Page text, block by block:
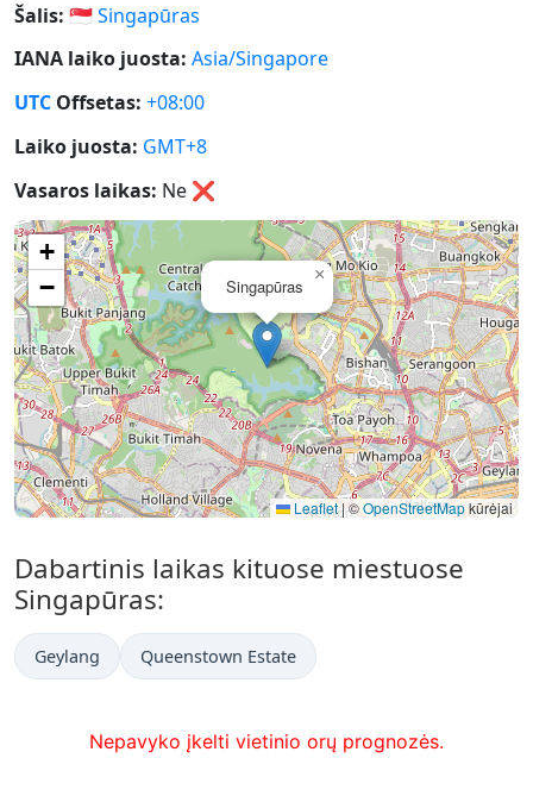
Šalis: 🇸🇬Singapūras
IANA laiko juosta: Asia/Singapore
UTC Offsetas: +08:00
Laiko juosta: GMT+8
Vasaros laikas: Ne ❌
Singapūras
×
+
−
Leaflet|©OpenStreetMapkūrėjai
Dabartinis laikas kituose miestuose
Singapūras:
Geylang Queenstown Estate
Nepavyko įkelti vietinio orų prognozės.